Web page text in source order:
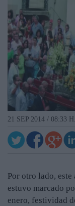
21 SEP 2014 / 08:33 H.
Por otro lado,
estuvo marcado
enero, festividad